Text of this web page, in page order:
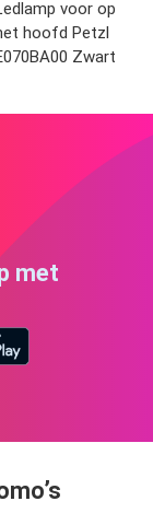
voor op
hoofd Petzl
Zwart
met